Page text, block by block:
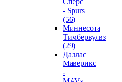
- Spurs
(56)
Миннесота
Тимбервулвз
(29)
Даллас
Маверикс
-